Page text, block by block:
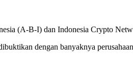
(A-B-I) dan Indonesia Crypto
dengan banyaknya